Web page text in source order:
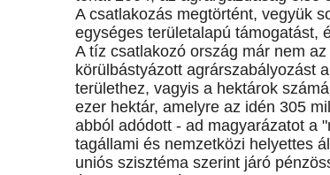
A csatlakozás megtörtént, vegyük
egységes területalapú támogatást,
A tíz csatlakozó ország már nem
körülbástyázott agrárszabályozást
területhez, vagyis a hektárok
ezer hektár, amelyre az idén 305
abból adódott - ad magyarázatot a
tagállami és nemzetközi helyettes
uniós szisztéma szerint járó